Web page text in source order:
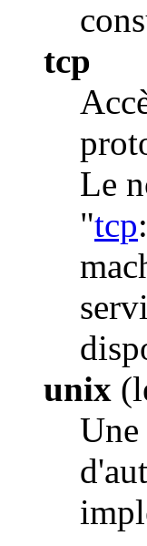
tcp
Le
"tcp
unix